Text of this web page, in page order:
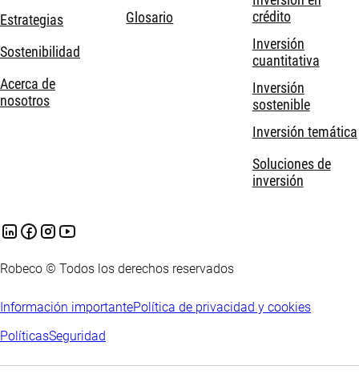
Estrategias
Sostenibilidad
Acerca de
nosotros
Glosario
crédito
Inversión
cuantitativa
Inversión
sostenible
Inversión temática
Soluciones de
inversión
Robeco © Todos los derechos reservados
Información importantePolítica de privacidad y cookies
PolíticasSeguridad